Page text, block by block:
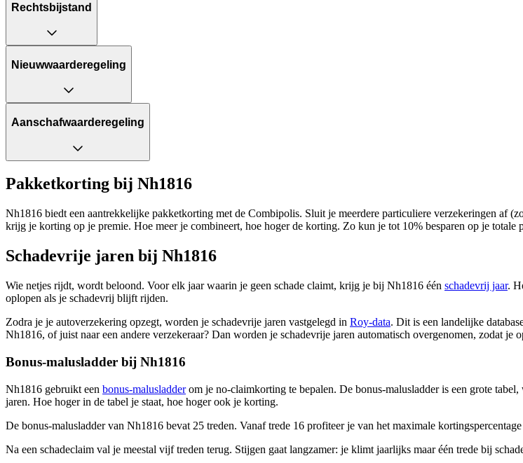
Rechtsbijstand
Nieuwwaarderegeling
Aanschafwaarderegeling
Pakketkorting bij Nh1816
Nh1816 biedt een aantrekkelijke pakketkorting met de Combipolis. Sluit je meerdere particuliere verzekeringen af
krijg je korting op je premie. Hoe meer je combineert, hoe hoger de korting. Zo kun je tot 10% besparen op je totale
Schadevrije jaren bij Nh1816
Wie netjes rijdt, wordt beloond. Voor elk jaar waarin je geen schade claimt, krijg je bij Nh1816 één schadevrij jaar.
oplopen als je schadevrij blijft rijden.
Zodra je je autoverzekering opzegt, worden je schadevrije jaren vastgelegd in Roy-data. Dit is een landelijke
Nh1816, of juist naar een andere verzekeraar? Dan worden je schadevrije jaren automatisch overgenomen, zodat je
Bonus-malusladder bij Nh1816
Nh1816 gebruikt een bonus-malusladderom je no-claimkorting te bepalen. De bonus-malusladder is een grote
jaren. Hoe hoger in de tabel je staat, hoe hoger ook je korting.
De bonus-malusladder van Nh1816 bevat 25 treden. Vanaf trede 16 profiteer je van het maximale
Na een schadeclaim val je meestal vijf treden terug. Stijgen gaat langzamer: je klimt jaarlijks maar één trede bij